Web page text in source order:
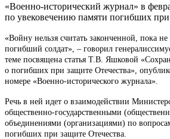
«Военно-исторический журнал» в
по увековечению памяти погибших при
«Войну нельзя считать законченной, пока
погибший солдат», – говорил
теме посвящена статья Т.В. Яшковой
о погибших при защите Отечества»,
номере «Военно-исторического журнала».
Речь в ней идет о взаимодействии
общественно-государственными
объединениями (организациями) по
погибших при защите Отечества.